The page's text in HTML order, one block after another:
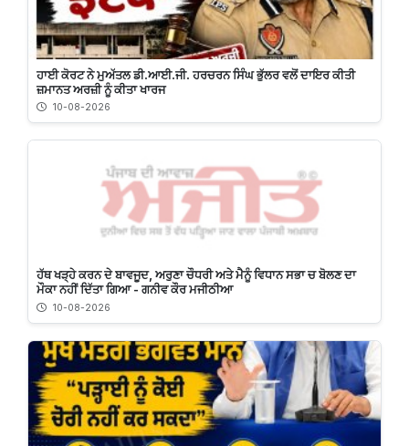
ਹਾਈ ਕੋਰਟ ਨੇ ਮੁਅੱਤਲ ਡੀ.ਆਈ.ਜੀ. ਹਰਚਰਨ ਸਿੰਘ ਭੁੱਲਰ ਵਲੋਂ ਦਾਇਰ ਕੀਤੀ
ਜ਼ਮਾਨਤ ਅਰਜ਼ੀ ਨੂੰ ਕੀਤਾ ਖਾਰਜ
10-08-2026
ਹੱਥ ਖੜ੍ਹੇ ਕਰਨ ਦੇ ਬਾਵਜੂਦ, ਅਰੁਣਾ ਚੌਧਰੀ ਅਤੇ ਮੈਨੂੰ ਵਿਧਾਨ ਸਭਾ ਚ ਬੋਲਣ ਦਾ
ਮੌਕਾ ਨਹੀਂ ਦਿੱਤਾ ਗਿਆ - ਗਨੀਵ ਕੌਰ ਮਜੀਠੀਆ
10-08-2026